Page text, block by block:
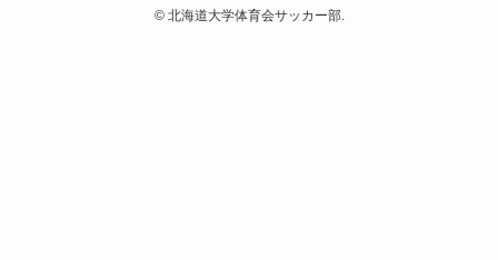
©北海道大学体育会サッカー部.